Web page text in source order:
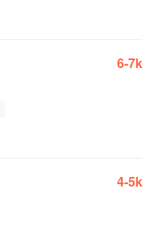
6-7k
4-5k